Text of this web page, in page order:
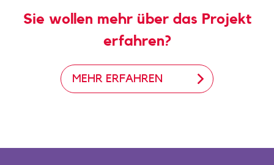
Sie wollen mehr über das Projekt
erfahren?
MEHR ERFAHREN